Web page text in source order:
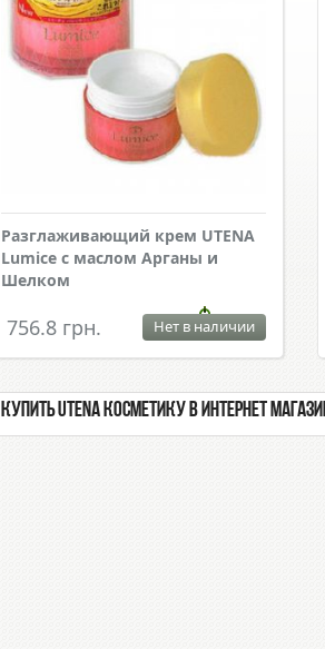
Разглаживающий крем UTENA
Lumice с маслом Арганы и
Шелком
756.8 грн. Нет в наличии
Купить UTENA косметику в интернет